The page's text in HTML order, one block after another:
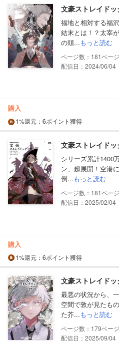
文豪ストレイドッ
福地と相対する福
結末とは！？太宰
の頭...もっと読む
181
配信日：2024/06/04
購入
1%還元 ：6ポイント獲得
文豪ストレイドッ
シリーズ累計1400
ン、超展開！空港
倒...もっと読む
181
配信日：2025/02/04
購入
1%還元 ：6ポイント獲得
文豪ストレイドッ
最悪の状況から、
空間で敦が見たも
た芥...もっと読む
179
配信日：2025/09/04